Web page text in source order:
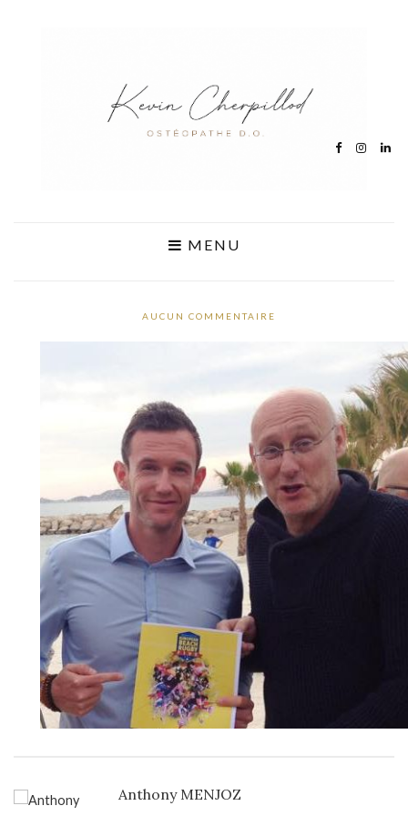
MENU
AUCUN COMMENTAIRE
Anthony MENJOZ